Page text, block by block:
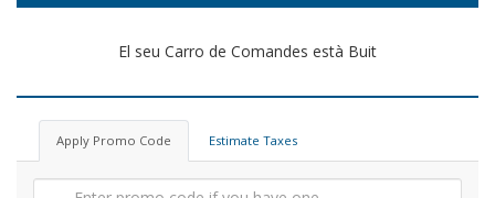
El seu Carro de Comandes està Buit
Apply Promo Code Estimate Taxes